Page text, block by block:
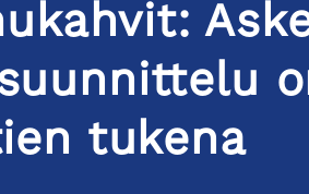
tukena